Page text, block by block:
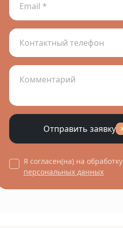
Отправить заявку
Я согласен(на) на обработку
персональных данных